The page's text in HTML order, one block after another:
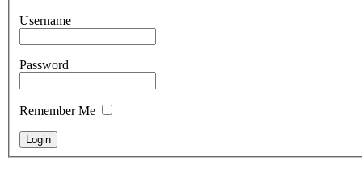
Username
Password
Remember Me